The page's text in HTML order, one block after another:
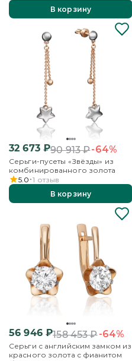
В корзину
32 673₽90 913₽-64%
Серьги-пусеты «Звёзды» из
комбинированного золота
5.0 1 отзыв
В корзину
56 946₽158 453₽-64%
Серьги с английским замком из
красного золота с фианитом